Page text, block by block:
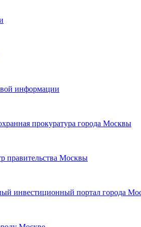
информации
прокуратура города Москвы
правительства Москвы
инвестиционный портал города